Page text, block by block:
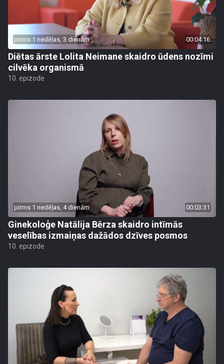
pirms 1 nedēļas, 3 dienām 00:04:16
Diētas ārste Lolita Neimane skaidro ūdens nozīmi
cilvēka organismā
10. epizode
pirms 1 nedēļas, 4 dienām 00:03:31
Ginekoloģe Natālija Bērza skaidro intīmās
veselības izmaiņas dažādos dzīves posmos
10. epizode